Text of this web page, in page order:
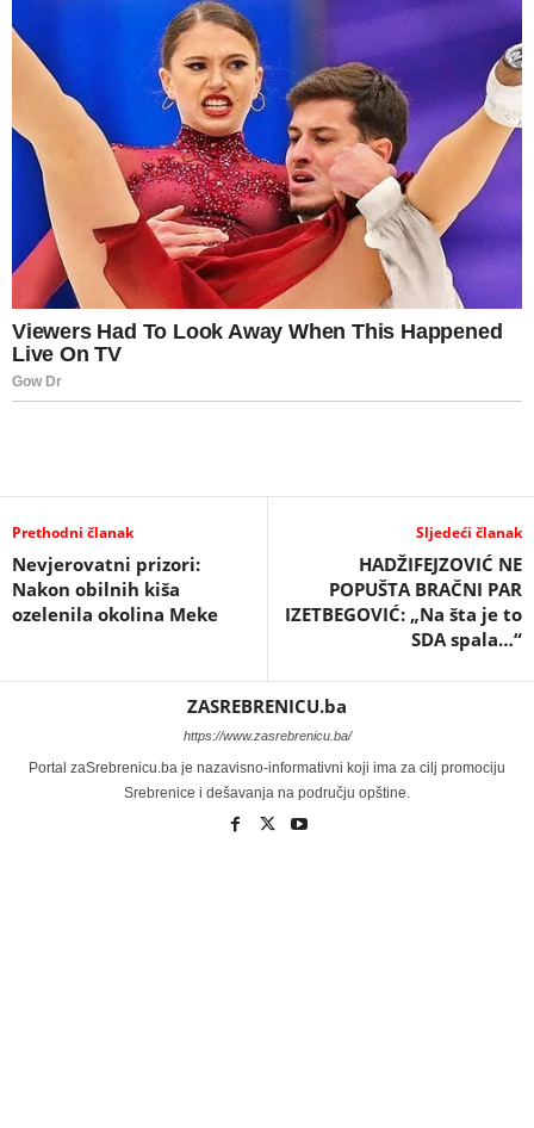
Prethodni članak
Nevjerovatni prizori:
Nakon obilnih kiša
ozelenila okolina Meke
Sljedeći članak
HADŽIFEJZOVIĆ NE
POPUŠTA BRAČNI PAR
IZETBEGOVIĆ: „Na šta je to
SDA spala…“
ZASREBRENICU.ba
https://www.zasrebrenicu.ba/
Portal zaSrebrenicu.ba je nazavisno-informativni koji ima za cilj promociju
Srebrenice i dešavanja na području opštine.